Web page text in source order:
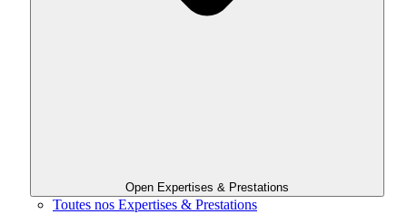
Open Expertises & Prestations
Toutes nos Expertises & Prestations